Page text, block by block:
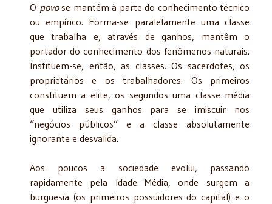
O povose mantém à parte do conhecimento técnico
ou empírico. Forma-se paralelamente uma classe
que trabalha e, através de ganhos, mantêm o
portador do conhecimento dos fenômenos naturais.
Instituem-se, então, as classes. Os sacerdotes, os
proprietários e os trabalhadores. Os primeiros
constituem a elite, os segundos uma classe média
que utiliza seus ganhos para se imiscuir nos
“negócios públicos” e a classe absolutamente
ignorante e desvalida.
Aos poucos a sociedade evolui, passando
rapidamente pela Idade Média, onde surgem a
burguesia (os primeiros possuidores do capital) e o